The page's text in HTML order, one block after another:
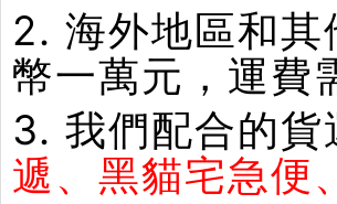
2. 海外地區和
幣一萬元，運費
3. 我們配合的貨
遞、黑貓宅急便